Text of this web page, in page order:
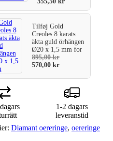
TilføjGold
Creoles 8 karats
äkta guld örhängen
Ø20 x 1,5 mmfor
895,00kr
570,00kr
1-2 dagars
leveranstid
Diamant oereringe, oereringe